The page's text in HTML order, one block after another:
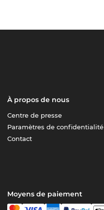
À propos de nous
Centre de presse
Paramètres de confidentialité
Contact
Moyens de paiement